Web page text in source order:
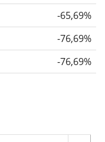
-65,69%
-76,69%
-76,69%